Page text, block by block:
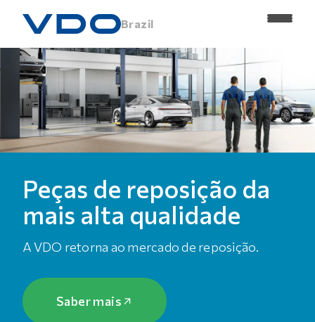
Brazil
Peças de reposição da
mais alta qualidade
A VDO retorna ao mercado de reposição.
Saber mais